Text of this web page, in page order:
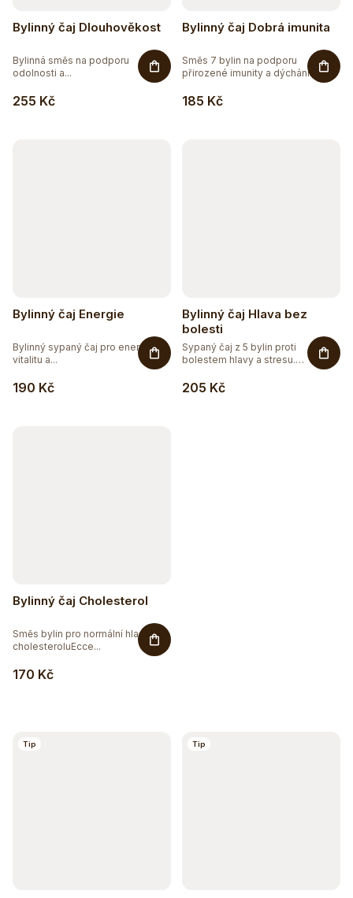
Bylinný čaj Dlouhověkost
255 Kč
Bylinná směs na podporu
odolnosti a...
Bylinný čaj Dobrá imunita
185 Kč
Směs 7 bylin na podporu
přirozené imunity a dýchání.
Bylinný čaj Energie
190 Kč
Bylinný sypaný čaj pro energii,
vitalitu a...
Bylinný čaj Hlava bez
bolesti
205 Kč
Sypaný čaj z 5 bylin proti
bolestem hlavy a stresu.
Bylinný čaj Cholesterol
170 Kč
Směs bylin pro normální hladinu
cholesteroluEcce...
Sleva až 20 %
Tip Tip